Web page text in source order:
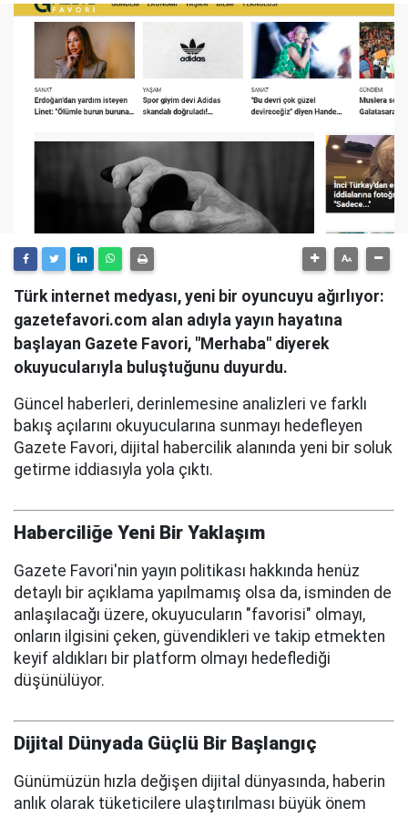
Türk internet medyası, yeni bir oyuncuyu ağırlıyor:
gazetefavori.com alan adıyla yayın hayatına
başlayan Gazete Favori, "Merhaba" diyerek
okuyucularıyla buluştuğunu duyurdu.
Güncel haberleri, derinlemesine analizleri ve farklı
bakış açılarını okuyucularına sunmayı hedefleyen
Gazete Favori, dijital habercilik alanında yeni bir soluk
getirme iddiasıyla yola çıktı.
Haberciliğe Yeni Bir Yaklaşım
Gazete Favori'nin yayın politikası hakkında henüz
detaylı bir açıklama yapılmamış olsa da, isminden de
anlaşılacağı üzere, okuyucuların "favorisi" olmayı,
onların ilgisini çeken, güvendikleri ve takip etmekten
keyif aldıkları bir platform olmayı hedeflediği
düşünülüyor.
Dijital Dünyada Güçlü Bir Başlangıç
Günümüzün hızla değişen dijital dünyasında, haberin
anlık olarak tüketicilere ulaştırılması büyük önem